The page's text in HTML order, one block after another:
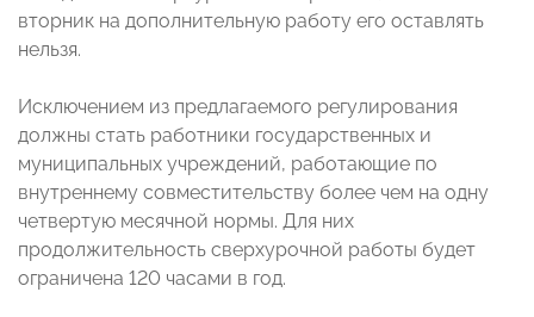
вторник на дополнительную работу его оставлять
нельзя.
Исключением из предлагаемого регулирования
должны стать работники государственных и
муниципальных учреждений, работающие по
внутреннему совместительству более чем на одну
четвертую месячной нормы. Для них
продолжительность сверхурочной работы будет
ограничена 120 часами в год.